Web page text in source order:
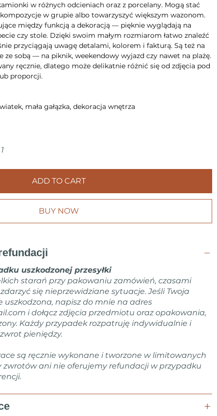
w różnych odcieniach oraz z porcelany. Mogą stać
w grupie albo towarzyszyć większym wazonom.
między funkcją a dekoracją — pięknie wyglądają na
czy stole. Dzięki swoim małym rozmiarom łatwo znaleźć
przyciągają uwagę detalami, kolorem i fakturą. Są też na
ze sobą — na piknik, weekendowy wyjazd czy nawet na plażę.
ręcznie, dlatego może delikatnie różnić się od zdjęcia pod
proporcji.
mała gałązka, dekoracja wnętrza
ADD TO CART
BUY NOW
uszkodzonej przesyłki
starań przy pakowaniu zamówień, czasami
się nieprzewidziane sytuacje. Jeśli Twoja
napisz do mnie na adres
i dołącz zdjęcia przedmiotu oraz opakowania,
Każdy przypadek rozpatruję indywidualnie i
pieniędzy.
są ręcznie wykonane i tworzone w limitowanych
zwrotów ani nie oferujemy refundacji w przypadku